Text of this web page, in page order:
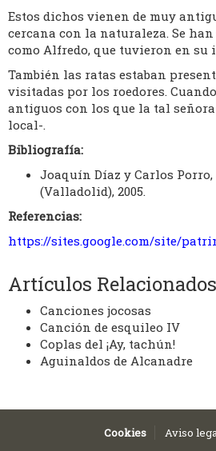
Estos dichos vienen de muy
cercana con la naturaleza. Se
como Alfredo, que tuvieron en
También las ratas estaban
visitadas por los roedores.
antiguos con los que la tal
local-.
Bibliografía:
Joaquín Díaz y Carlos Porro,
(Valladolid), 2005.
Referencias:
https://sites.google.com/site/
Artículos Relacionados
Canciones jocosas
Canción de esquileo IV
Coplas del ¡Ay, tachún!
Aguinaldos de Alcanadre
Cookies Aviso